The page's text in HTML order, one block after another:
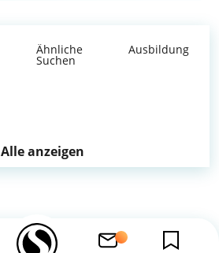
Ähnliche
Suchen
Ausbildung
Alle anzeigen